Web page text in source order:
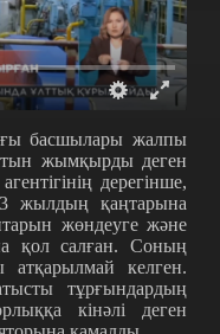
басшылары жалпы
жымқырды деген
дерегінше,
жылдың қаңтарына
жөндеуге және
қол салған. Соның
келген.
тұрғындардың
кінәлі деген